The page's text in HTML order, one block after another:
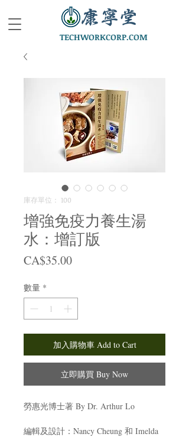
TECHWORKCORP.COM
庫存單位： 100
增強免疫力養生湯
水：增訂版
CA$35.00價
數量 *
加入購物車 Add to Cart
立即購買 Buy Now
勞惠光博士著 By Dr. Arthur Lo
編輯及設計：Nancy Cheung 和 Imelda